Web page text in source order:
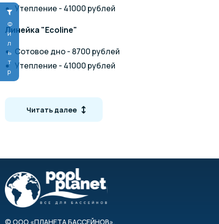
Фильтр
Утепление - 41000 рублей
Линейка "Ecoline"
Сотовое дно - 8700 рублей
Утепление - 41000 рублей
Цветовая гамма
Читать далее
© ООО «ПЛАНЕТА БАССЕЙНОВ»,